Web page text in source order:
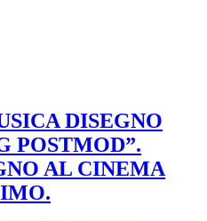
DISEGNO
POSTMOD”.
AL CINEMA